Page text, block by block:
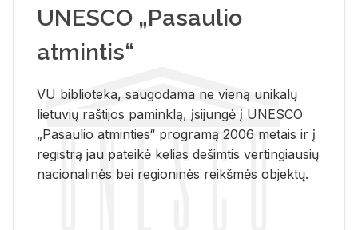
UNESCO „Pasaulio
atmintis“
VU biblioteka, saugodama ne vieną unikalų
lietuvių raštijos paminklą, įsijungė į UNESCO
„Pasaulio atminties“ programą 2006 metais ir į
registrą jau pateikė kelias dešimtis vertingiausių
nacionalinės bei regioninės reikšmės objektų.